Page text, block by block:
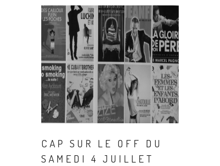
CAP SUR LE OFF DU
SAMEDI 4 JUILLET